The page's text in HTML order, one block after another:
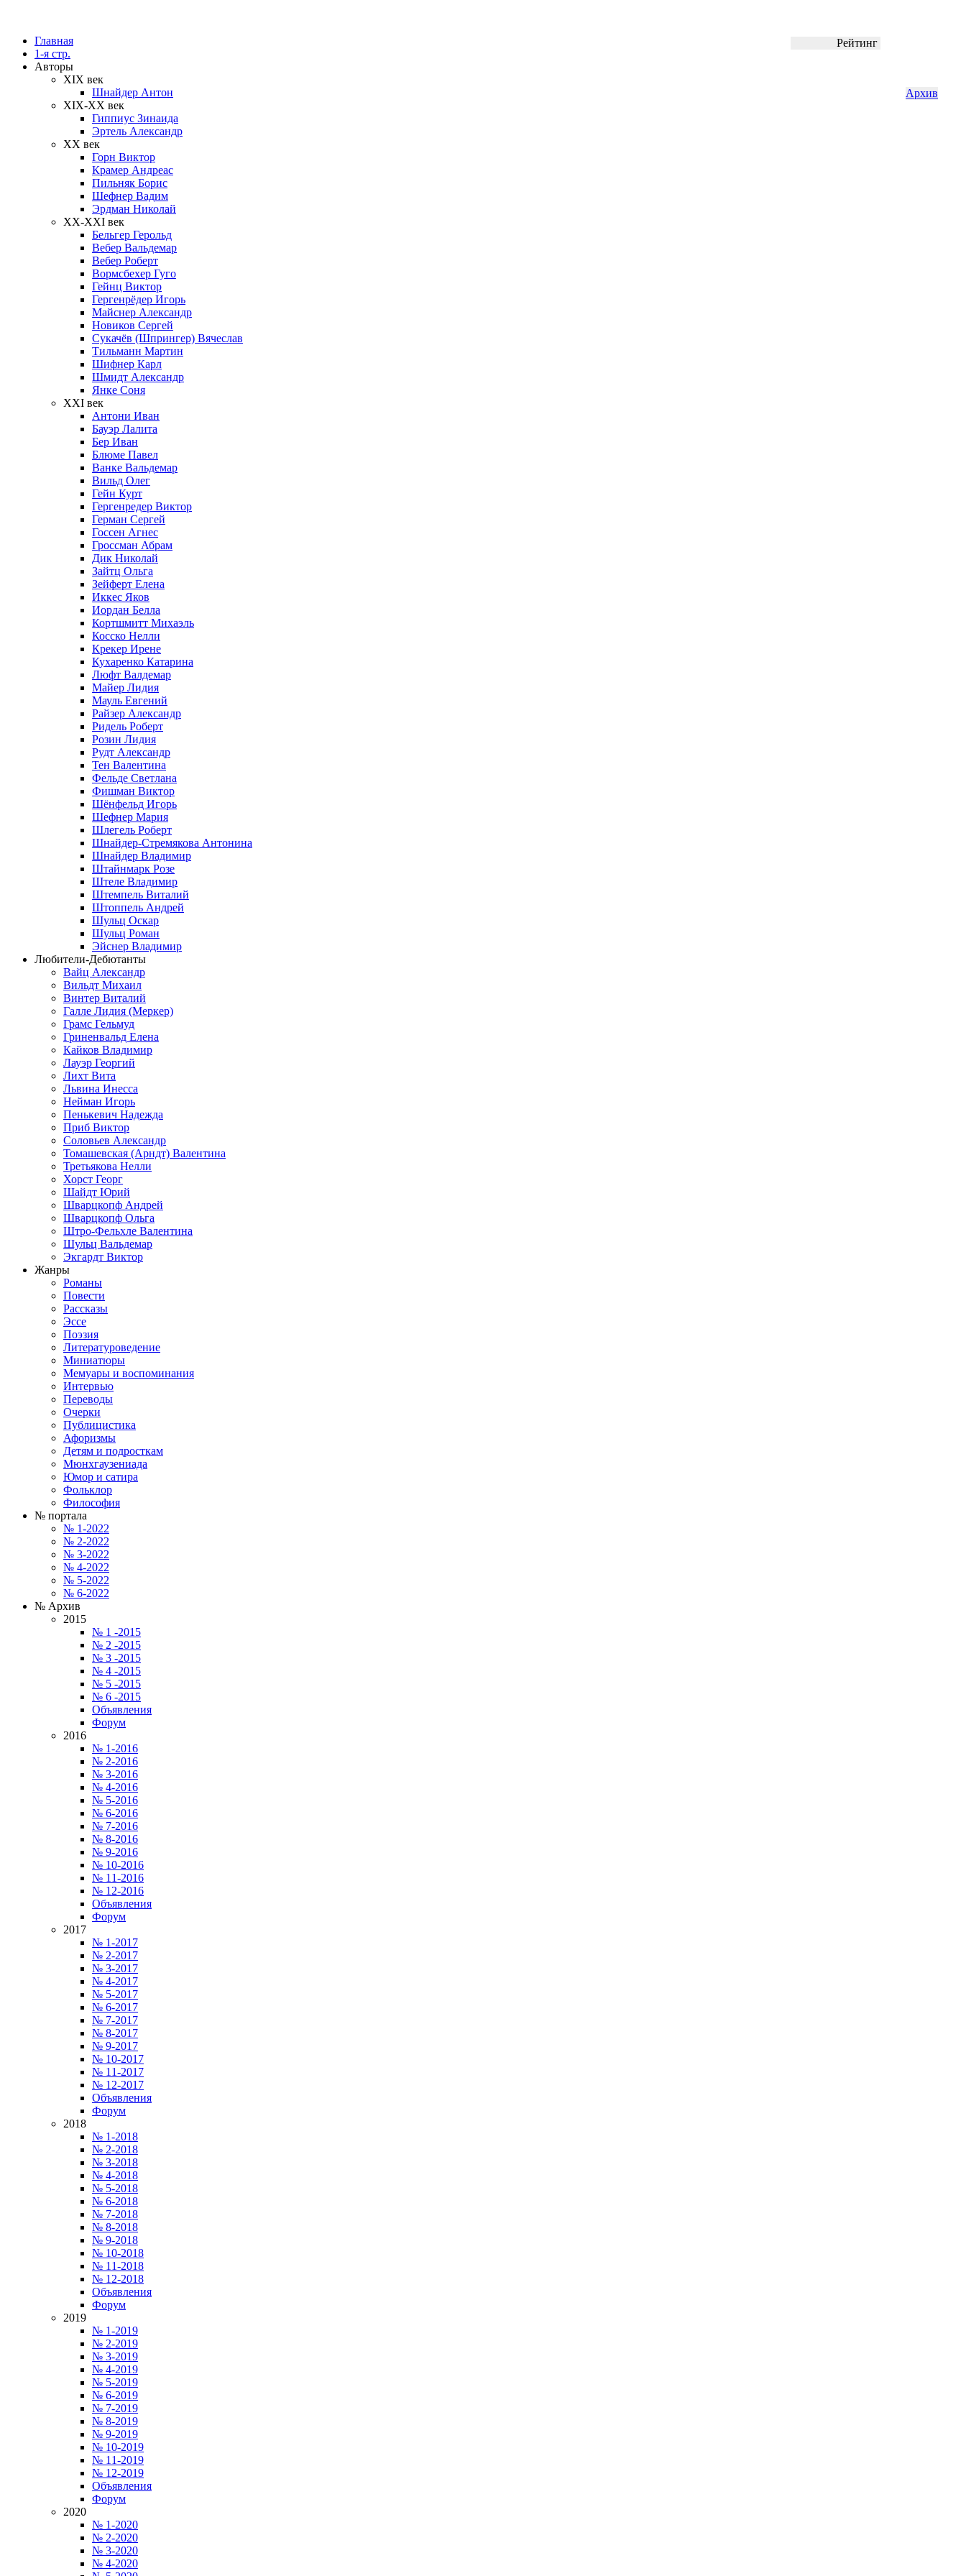
Главная
1-я стр.
Авторы
XIX век
Шнайдер Антон
XIX-XX век
Гиппиус Зинаида
Эртель Александр
XX век
Горн Виктор
Крамер Андреас
Пильняк Борис
Шефнер Вадим
Эрдман Николай
ХХ-XXI век
Бельгер Герольд
Вебер Вальдемар
Вебер Роберт
Вормсбехер Гуго
Гейнц Виктор
Гергенрёдер Игорь
Майснер Александр
Новиков Сергей
Сукачёв (Шпрингер) Вячеслав
Тильманн Мартин
Шифнер Карл
Шмидт Александр
Янке Соня
XXI век
Антони Иван
Бауэр Лалита
Бер Иван
Блюме Павел
Ванке Вальдемар
Вильд Олег
Гейн Курт
Гергенредер Виктор
Герман Сергей
Госсен Агнес
Гроссман Абрам
Дик Николай
Зайтц Ольга
Зейферт Елена
Иккес Яков
Иордан Белла
Кортшмитт Михаэль
Косско Нелли
Крекер Ирене
Кухаренко Катарина
Люфт Валдемaр
Майер Лидия
Мауль Евгений
Райзер Александр
Ридель Роберт
Розин Лидия
Рудт Александр
Тен Валентина
Фельде Светлана
Фишман Виктор
Шёнфельд Игорь
Шефнер Мария
Шлегель Роберт
Шнайдер-Стремякова Антонина
Шнайдер Владимир
Штайнмарк Розe
Штеле Владимир
Штемпель Виталий
Штоппель Андрей
Шульц Оскар
Шульц Роман
Эйснер Владимир
Любители-Дебютанты
Вайц Александр
Вильдт Михаил
Винтер Виталий
Галле Лидия (Меркер)
Грамс Гельмуд
Гриненвальд Елена
Кайков Владимир
Лауэр Георгий
Лихт Вита
Львина Инесса
Нейман Игорь
Пенькевич Надежда
Приб Виктор
Соловьев Александр
Томашевская (Арндт) Валентина
Третьякова Нелли
Хорст Георг
Шайдт Юрий
Шварцкопф Андрей
Шварцкопф Ольга
Штро-Фельхле Валентина
Шульц Вальдемар
Экгардт Виктор
Жанры
Романы
Повести
Рассказы
Эссе
Поэзия
Литературоведение
Миниатюры
Мемуары и воспоминания
Интервью
Переводы
Очерки
Публицистика
Афоризмы
Детям и подросткам
Мюнхгаузениада
Юмор и сатира
Фольклор
Философия
№ портала
№ 1-2022
№ 2-2022
№ 3-2022
№ 4-2022
№ 5-2022
№ 6-2022
№ Архив
2015
№ 1 -2015
№ 2 -2015
№ 3 -2015
№ 4 -2015
№ 5 -2015
№ 6 -2015
Объявления
Форум
2016
№ 1-2016
№ 2-2016
№ 3-2016
№ 4-2016
№ 5-2016
№ 6-2016
№ 7-2016
№ 8-2016
№ 9-2016
№ 10-2016
№ 11-2016
№ 12-2016
Объявления
Форум
2017
№ 1-2017
№ 2-2017
№ 3-2017
№ 4-2017
№ 5-2017
№ 6-2017
№ 7-2017
№ 8-2017
№ 9-2017
№ 10-2017
№ 11-2017
№ 12-2017
Объявления
Форум
2018
№ 1-2018
№ 2-2018
№ 3-2018
№ 4-2018
№ 5-2018
№ 6-2018
№ 7-2018
№ 8-2018
№ 9-2018
№ 10-2018
№ 11-2018
№ 12-2018
Объявления
Форум
2019
№ 1-2019
№ 2-2019
№ 3-2019
№ 4-2019
№ 5-2019
№ 6-2019
№ 7-2019
№ 8-2019
№ 9-2019
№ 10-2019
№ 11-2019
№ 12-2019
Объявления
Форум
2020
№ 1-2020
№ 2-2020
№ 3-2020
№ 4-2020
Рейтинг
Архив